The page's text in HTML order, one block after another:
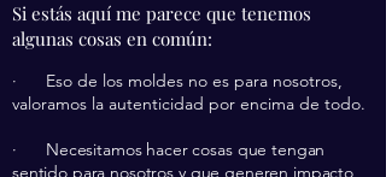
Si estás aquí me parece que tenemos
algunas cosas en común:
· Eso de los moldes no es para nosotros,
valoramos la autenticidad por encima de todo.
· Necesitamos hacer cosas que tengan
sentido para nosotros y que generen impacto